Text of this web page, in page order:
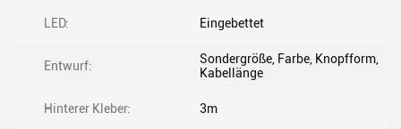
LED: Eingebettet
Entwurf:
Sondergröße, Farbe, Knopfform,
Kabellänge
Hinterer Kleber: 3m